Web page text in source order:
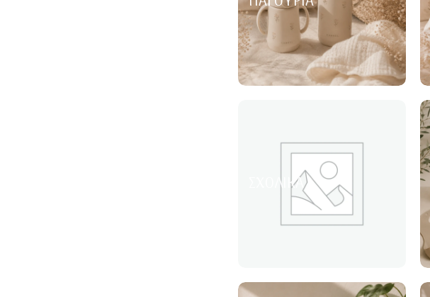
ΣΧΟΛΙΚΆ